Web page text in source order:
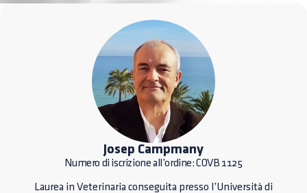
Josep Campmany
Numero di iscrizione all’ordine: COVB 1125
Laurea in Veterinaria conseguita presso l’Università di